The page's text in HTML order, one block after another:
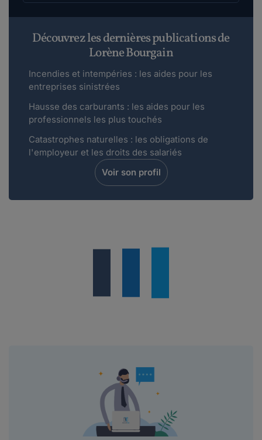
Découvrez les dernières publications de
Lorène Bourgain
Incendies et intempéries : les aides pour les
entreprises sinistrées
Hausse des carburants : les aides pour les
professionnels les plus touchés
Catastrophes naturelles : les obligations de
l'employeur et les droits des salariés
Voir son profil